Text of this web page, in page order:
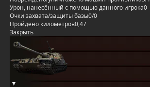
Урон, нанесённый с помощью данного игрока0
Очки захвата/защиты базы0/0
Пройдено километров0,47
Закрыть